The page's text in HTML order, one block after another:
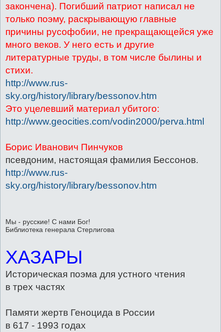
закончена). Погибший патриот написал не
только поэму, раскрывающую главные
причины русофобии, не прекращающейся уже
много веков. У него есть и другие
литературные труды, в том числе былины и
стихи.
http://www.rus-
sky.org/history/library/bessonov.htm
Это уцелевший материал убитого:
http://www.geocities.com/vodin2000/perva.html
Борис Иванович Пинчуков
псевдоним, настоящая фамилия Бессонов.
http://www.rus-
sky.org/history/library/bessonov.htm
Мы - русские! С нами Бог!
Библиотека генерала Стерлигова
ХАЗАРЫ
Историческая поэма для устного чтения
в трех частях
Памяти жертв Геноцида в России
в 617 - 1993 годах